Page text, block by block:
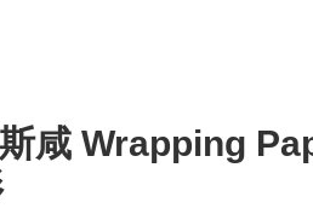
咸 Wrapping